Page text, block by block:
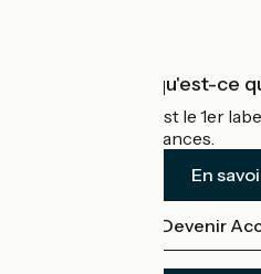
Accueil Vélo qu'est-ce
Accueil Vélo c'est le 1er
cyclistes en vacances.
En
Devenir